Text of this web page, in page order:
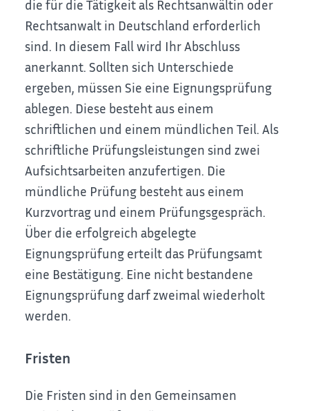
die für die Tätigkeit als Rechtsanwältin oder
Rechtsanwalt in Deutschland erforderlich
sind. In diesem Fall wird Ihr Abschluss
anerkannt. Sollten sich Unterschiede
ergeben, müssen Sie eine Eignungsprüfung
ablegen. Diese besteht aus einem
schriftlichen und einem mündlichen Teil. Als
schriftliche Prüfungsleistungen sind zwei
Aufsichtsarbeiten anzufertigen. Die
mündliche Prüfung besteht aus einem
Kurzvortrag und einem Prüfungsgespräch.
Über die erfolgreich abgelegte
Eignungsprüfung erteilt das Prüfungsamt
eine Bestätigung. Eine nicht bestandene
Eignungsprüfung darf zweimal wiederholt
werden.
Fristen
Die Fristen sind in den Gemeinsamen